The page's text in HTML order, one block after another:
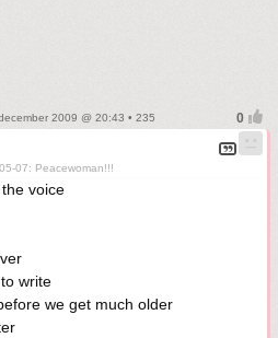
2009 @ 20:43 • 235
07: Peacewoman!!!
voice
write
we get much older